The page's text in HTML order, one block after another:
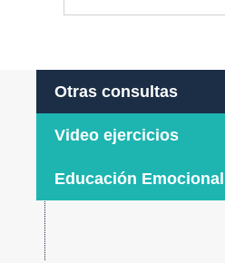
Otras consultas
Video ejercicios
Educación Emocional